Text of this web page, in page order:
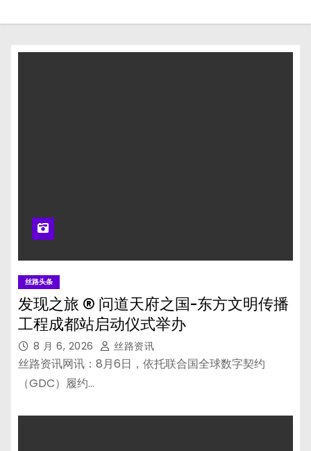
丝路头条
发现之旅 ® 问道天府之国-东方文明传播
工程成都站启动仪式举办
8 月 6, 2026 丝路资讯
丝路资讯网讯：8月6日，依托联合国全球数字契约
（GDC）履约…